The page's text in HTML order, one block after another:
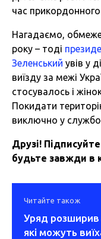
час
Нагадаємо,
року – тоді
Зеленський увів у
виїзду за межі
стосувалось і
Покидати
виключно у
Друзі!
будьте завжди в
Читайте також
Уряд розширив
які можуть